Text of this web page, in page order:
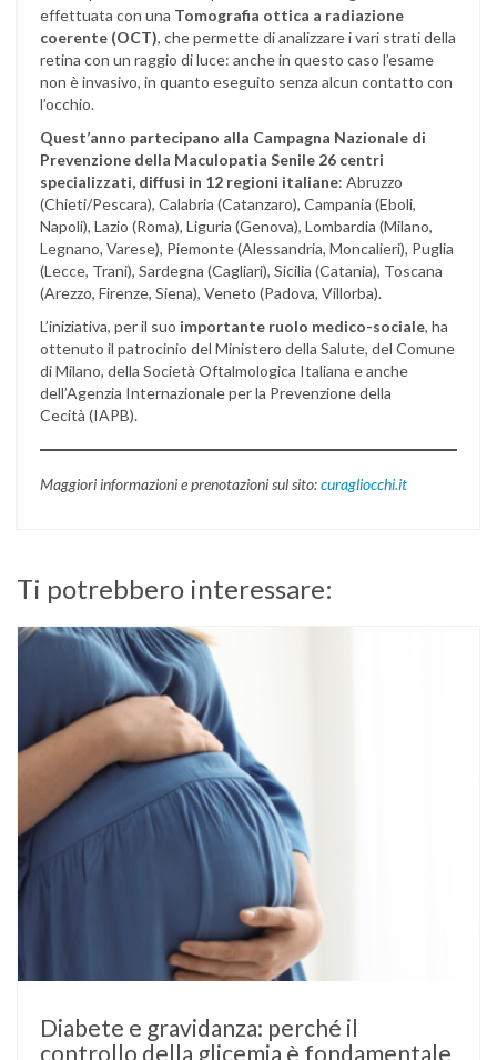
effettuata con una Tomografia ottica a radiazione
coerente (OCT), che permette di analizzare i vari strati della
retina con un raggio di luce: anche in questo caso l’esame
non è invasivo, in quanto eseguito senza alcun contatto con
l’occhio.
Quest’anno partecipano alla Campagna Nazionale di
Prevenzione della Maculopatia Senile 26 centri
specializzati, diffusi in 12 regioni italiane: Abruzzo
(Chieti/Pescara), Calabria (Catanzaro), Campania (Eboli,
Napoli), Lazio (Roma), Liguria (Genova), Lombardia (Milano,
Legnano, Varese), Piemonte (Alessandria, Moncalieri), Puglia
(Lecce, Trani), Sardegna (Cagliari), Sicilia (Catania), Toscana
(Arezzo, Firenze, Siena), Veneto (Padova, Villorba).
L’iniziativa, per il suo importante ruolo medico-sociale, ha
ottenuto il patrocinio del Ministero della Salute, del Comune
di Milano, della Società Oftalmologica Italiana e anche
dell’Agenzia Internazionale per la Prevenzione della
Cecità (IAPB).
Maggiori informazioni e prenotazioni sul sito:curagliocchi.it
Ti potrebbero interessare:
Diabete e gravidanza: perché il
controllo della glicemia è fondamentale